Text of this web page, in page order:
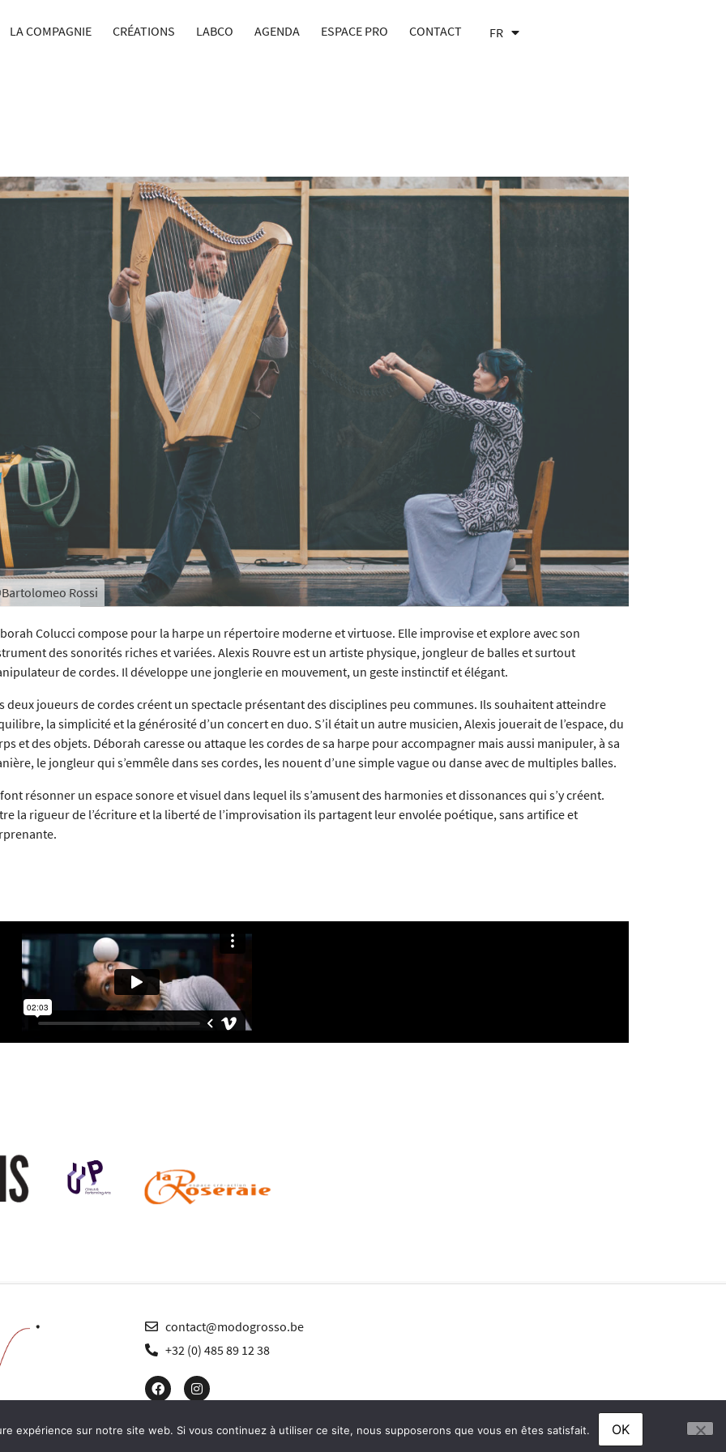
LA COMPAGNIE CRÉATIONS LABCO AGENDA ESPACE PRO CONTACT FR
EN
RouvreRossi
Colucci compose pour la harpe un répertoire moderne et virtuose. Elle improvise et explore avec son
des sonorités riches et variées. Alexis Rouvre est un artiste physique, jongleur de balles et surtout
de cordes. Il développe une jonglerie en mouvement, un geste instinctif et élégant.
deux joueurs de cordes créent un spectacle présentant des disciplines peu communes. Ils souhaitent atteindre
la simplicité et la générosité d’un concert en duo. S’il était un autre musicien, Alexis jouerait de l’espace, du
et des objets. Déborah caresse ou attaque les cordes de sa harpe pour accompagner mais aussi manipuler, à sa
le jongleur qui s’emmêle dans ses cordes, les nouent d’une simple vague ou danse avec de multiples balles.
résonner un espace sonore et visuel dans lequel ils s’amusent des harmonies et dissonances qui s’y créent.
la rigueur de l’écriture et la liberté de l’improvisation ils partagent leur envolée poétique, sans artifice et
contact@modogrosso.be
+32 (0) 485 89 12 38
© modogrosso 2024 – webmaster :richard turner
expérience sur notre site web. Si vous continuez à utiliser ce site, nous supposerons que vous en êtes satisfait. OK